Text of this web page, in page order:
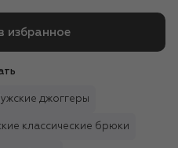
избранное
джоггеры
классические брюки